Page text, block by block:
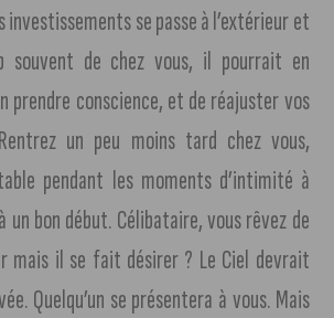
investissements se passe à l’extérieur et
souvent de chez vous, il pourrait en
prendre conscience, et de réajuster vos
un peu moins tard chez vous,
pendant les moments d’intimité à
un bon début. Célibataire, vous rêvez de
mais il se fait désirer ? Le Ciel devrait
Quelqu’un se présentera à vous. Mais